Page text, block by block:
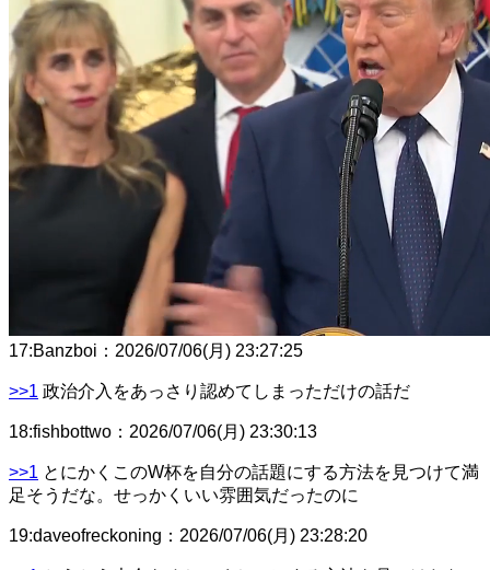
17:Banzboi ： 2026/07/06(月) 23:27:25
>>1 政治介入をあっさり認めてしまっただけの話だ
18:fishbottwo ： 2026/07/06(月) 23:30:13
>>1 とにかくこのW杯を自分の話題にする方法を見つけて満
足そうだな。せっかくいい雰囲気だったのに
19:daveofreckoning ： 2026/07/06(月) 23:28:20